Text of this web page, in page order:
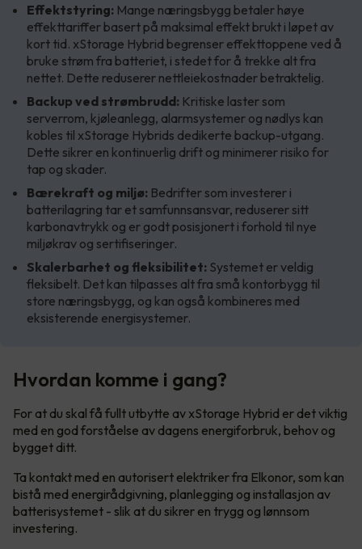
Effektstyring: Mange næringsbygg betaler høye
effekttariffer basert på maksimal effekt brukt i løpet av
kort tid. xStorage Hybrid begrenser effekttoppene ved å
bruke strøm fra batteriet, i stedet for å trekke alt fra
nettet. Dette reduserer nettleiekostnader betraktelig.
Backup ved strømbrudd: Kritiske laster som
serverrom, kjøleanlegg, alarmsystemer og nødlys kan
kobles til xStorage Hybrids dedikerte backup-utgang.
Dette sikrer en kontinuerlig drift og minimerer risiko for
tap og skader.
Bærekraft og miljø: Bedrifter som investerer i
batterilagring tar et samfunnsansvar, reduserer sitt
karbonavtrykk og er godt posisjonert i forhold til nye
miljøkrav og sertifiseringer.
Skalerbarhet og fleksibilitet: Systemet er veldig
fleksibelt. Det kan tilpasses alt fra små kontorbygg til
store næringsbygg, og kan også kombineres med
eksisterende energisystemer.
Hvordan komme i gang?
For at du skal få fullt utbytte av xStorage Hybrid er det viktig
med en god forståelse av dagens energiforbruk, behov og
bygget ditt.
Ta kontakt med en autorisert elektriker fra Elkonor, som kan
bistå med energirådgivning, planlegging og installasjon av
batterisystemet - slik at du sikrer en trygg og lønnsom
investering.